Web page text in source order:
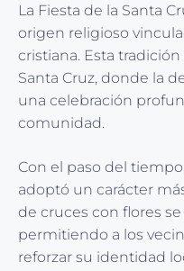
La Fiesta de la Santa
origen religioso
cristiana. Esta
Santa Cruz, donde la
una celebración
comunidad.
Con el paso del
adoptó un carácter
de cruces con flores
permitiendo a los
reforzar su identidad